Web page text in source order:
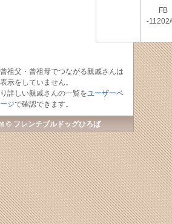
FB
-
祖父・曾祖母でつながる親戚さんは
表示をしていません。
詳しい親戚さんの一覧をユーザーペ
ージで確認できます。
© フレンチブルドッグひろば